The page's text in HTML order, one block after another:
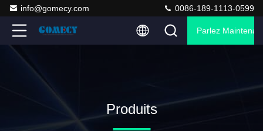
info@gomecy.com 0086-189-1113-0599
Parlez
Produits